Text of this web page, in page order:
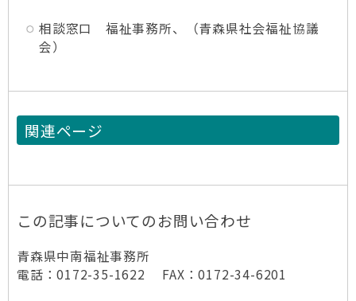
相談窓口 福祉事務所、（青森県社会福祉協議
会）
関連ページ
この記事についてのお問い合わせ
青森県中南福祉事務所
電話：0172-35-1622 FAX：0172-34-6201